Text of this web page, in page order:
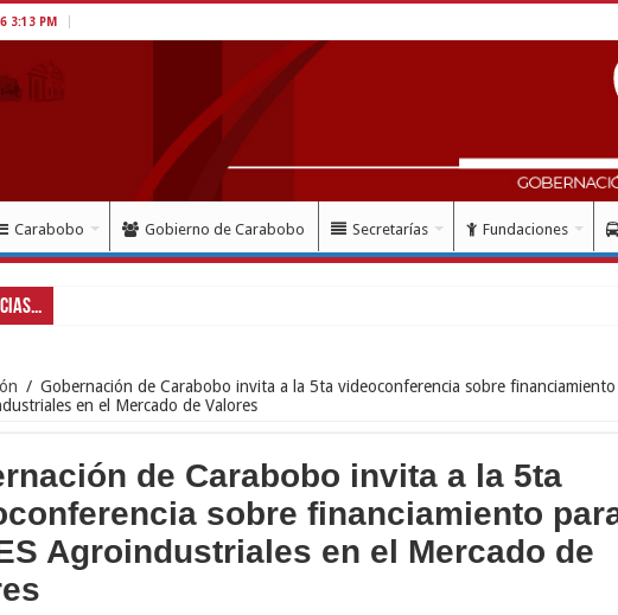
3:13 PM
Carabobo Gobierno de Carabobo Secretarías Fundaciones
/ Gobernación de Carabobo invita a la 5ta videoconferencia sobre financiamiento
en el Mercado de Valores
de Carabobo invita a la 5ta
sobre financiamiento
Agroindustriales en el Mercado de